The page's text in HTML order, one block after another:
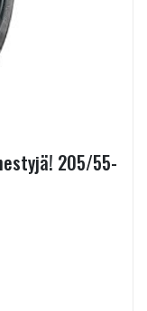
205/55-